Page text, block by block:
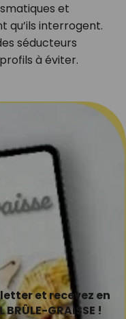
et
qu’ils interrogent.
séducteurs
à éviter.
et recevez en
GRAISSE !